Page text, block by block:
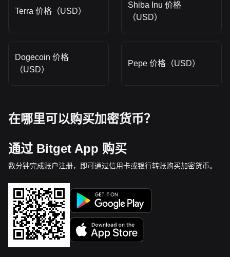
Terra 价格（USD）
Shiba Inu 价格
（USD）
Dogecoin 价格
（USD）
Pepe 价格（USD）
在哪里可以购买加密货币？
通过 Bitget App 购买
数分钟完成账户注册，即可通过信用卡或银行转账购买加密货币。